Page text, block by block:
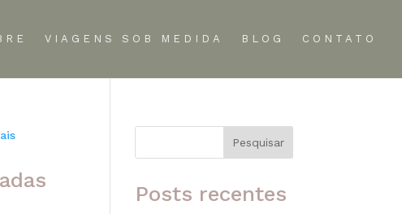
VIAGENS SOB MEDIDA BLOG CONTATO
Pesquisar
Posts recentes